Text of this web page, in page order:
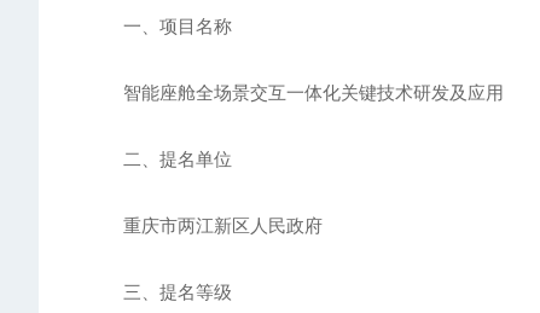
一、项目名称
智能座舱全场景交互一体化关键技术研发及应用
二、提名单位
重庆市两江新区人民政府
三、提名等级